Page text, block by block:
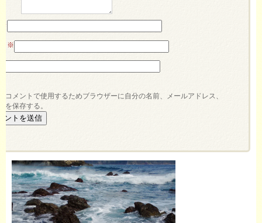
※
※
コメントで使用するためブラウザーに自分の名前、メールアドレス、
を保存する。